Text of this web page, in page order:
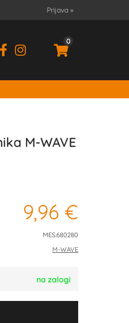
Prijava »
0
M-WAVE
9,96 €
MES.680280
M-WAVE
na zalogi